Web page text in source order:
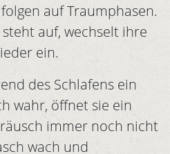
auf Traumphasen.
auf, wechselt ihre
ein.
des Schlafens ein
wahr, öffnet sie ein
immer noch nicht
wach und